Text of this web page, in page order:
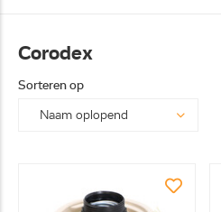
Corodex
Sorteren op